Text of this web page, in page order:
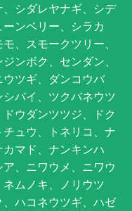
シダレヤナギ、シデ
ンベリー、シラカ
、スモークツリー、
ンボク、センダン、
ツギ、ダンコウバ
バイ、ツクバネウツ
ウダンツツジ、ドク
ュウ、トネリコ、ナ
マド、ナンキンハ
、ニワウメ、ニワウ
ムノキ、ノリウツ
ハコネウツギ、ハゼ